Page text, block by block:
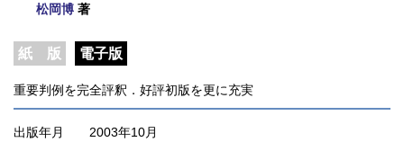
松岡博 著
紙 版 電子版
重要判例を完全評釈．好評初版を更に充実
出版年月
2003年10月